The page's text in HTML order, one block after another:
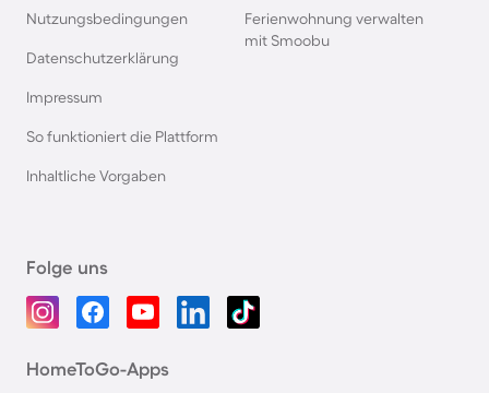
Nutzungsbedingungen
Datenschutzerklärung
Impressum
So funktioniert die Plattform
Inhaltliche Vorgaben
Ferienwohnung verwalten
mit Smoobu
Folge uns
HomeToGo-Apps